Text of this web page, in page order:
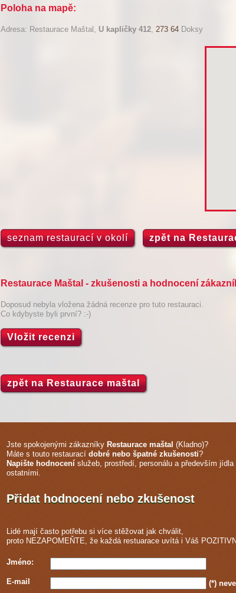
Poloha na mapě:
Adresa: Restaurace Maštal, U kapličky 412, 273 64 Doksy
seznam restaurací v okolí zpět na
Restaurace Maštal - zkušenosti a hodnocení
Doposud nebyla vložena žádná recenze pro tuto restauraci.
Co kdybyste byli první? :-)
Vložit recenzi
zpět na Restaurace maštal
Jste spokojenými zákazníky Restaurace maštal (Kladno)?
Máte s touto restaurací dobré nebo špatné zkušenosti?
Napište hodnocení služeb, prostředí, personálu a především
ostatními.
Přidat hodnocení nebo zkušenost
Lidé mají často potřebu si více stěžovat jak chválit,
proto NEZAPOMEŇTE, že každá restuarace uvítá i Váš
Jméno:
E-mail (*)